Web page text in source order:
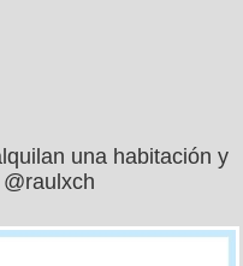
una habitación y